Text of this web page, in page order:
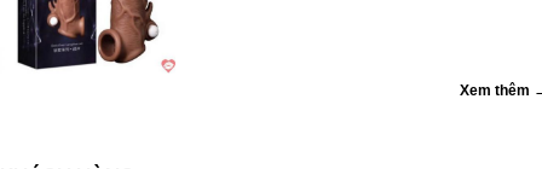
Xem thêm